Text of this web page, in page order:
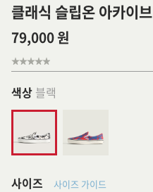
클래식 슬립온 아카이브
79,000 원
색상 블랙
사이즈 사이즈 가이드